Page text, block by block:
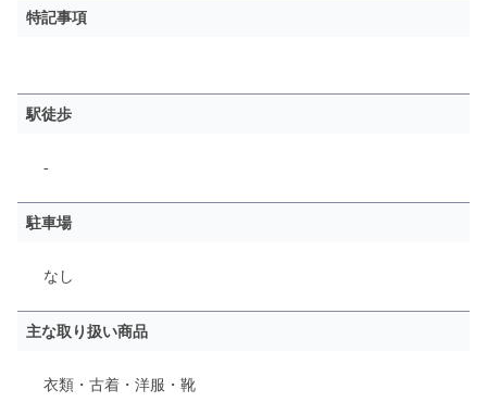
特記事項
駅徒歩
-
駐車場
なし
主な取り扱い商品
衣類・古着・洋服・靴